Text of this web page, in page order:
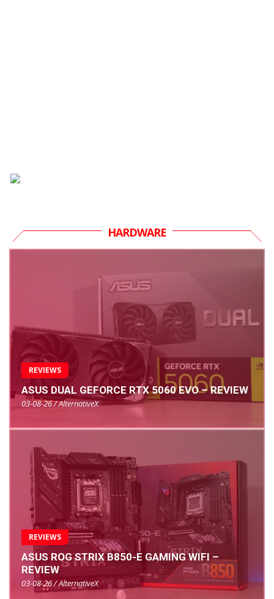
HARDWARE
REVIEWS
ASUS DUAL GEFORCE RTX 5060 EVO – REVIEW
03-08-26 / AlternativeX
REVIEWS
ASUS ROG STRIX B850-E GAMING WIFI –
REVIEW
03-08-26 / AlternativeX